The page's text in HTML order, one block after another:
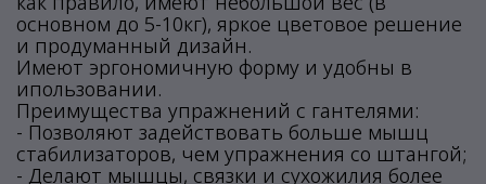
основном до 5-10кг), яркое цветовое решение
и продуманный дизайн.
Имеют эргономичную форму и удобны в
ипользовании.
Преимущества упражнений с гантелями:
- Позволяют задействовать больше мышц
стабилизаторов, чем упражнения со штангой;
- Делают мышцы, связки и сухожилия более